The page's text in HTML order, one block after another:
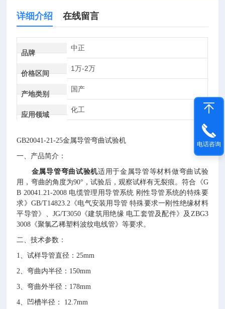
详细介绍 在线留言
品牌
中正
价格区间
1万-2万
产地类别
国产
应用领域
化工
GB20041-21-25金属导管弯曲试验机
一、 产品简介 ：
金属导管弯曲试验机适用于金属导管等材料做弯曲试验
用，弯曲的角度为90° ，试验后，观察试样有无裂痕。符合《G
B 20041.21-2008 电缆管理用导管系统 刚性导管系统的特殊要
求》 GB/T14823.2《电气安装用导管 特殊要求一刚性绝缘材料
平导管》 、 JG/T3050《建筑用绝缘 电工套管及配件》及 ZBG3
3008 《聚氯乙稀塑料波纹电线管》等要求。
二、技术参数：
1、试样导管直径 ：25mm
2、弯曲内半径 ： 150mm
3、弯曲外半径 ： 178mm
4、凹槽半径 ： 12.7mm
电话咨询